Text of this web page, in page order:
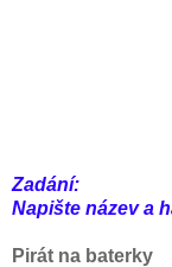
Zadání:
Napište název a
Pirát na baterky